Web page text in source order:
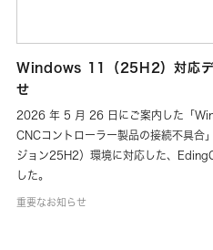
Windows 11（25H2）対応デ
せ
2026 年 5 月 26 日にご案内した「
CNCコントローラー製品の接続不具合
ジョン25H2）環境に対応した、
した。
重要なお知らせ